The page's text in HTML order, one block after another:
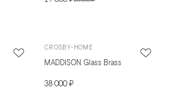
CROSBY-HOME
MADDISON Glass Brass
38 000 ₽